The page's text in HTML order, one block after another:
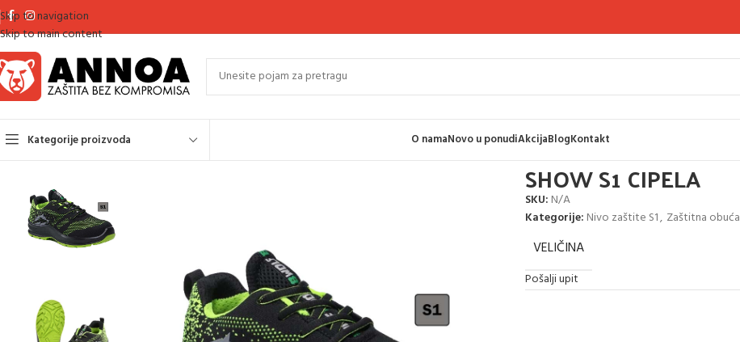
Skip to navigation
Skip to main content
Kategorije proizvoda O namaNovo u ponudiAkcijaBlogKontakt
SHOW S1 CIPELA
SKU: N/A
Kategorije: Nivo zaštite S1, Zaštitna obuća
VELIČINA
Pošalji upit